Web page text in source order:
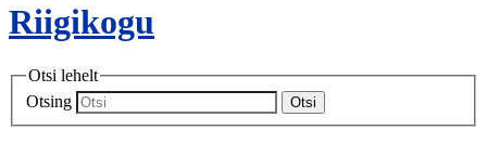
Riigikogu
Otsi lehelt
Otsing
Otsi